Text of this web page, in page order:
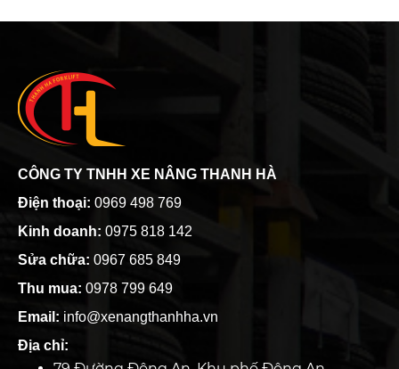
CÔNG TY TNHH XE NÂNG THANH HÀ
Điện thoại: 0969 498 769
Kinh doanh: 0975 818 142
Sửa chữa: 0967 685 849
Thu mua: 0978 799 649
Email: info@xenangthanhha.vn
Địa chỉ: